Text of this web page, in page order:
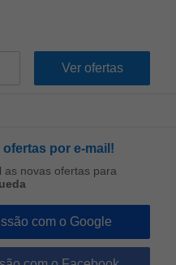
ofertas por e-mail!
as novas ofertas para
com o Google